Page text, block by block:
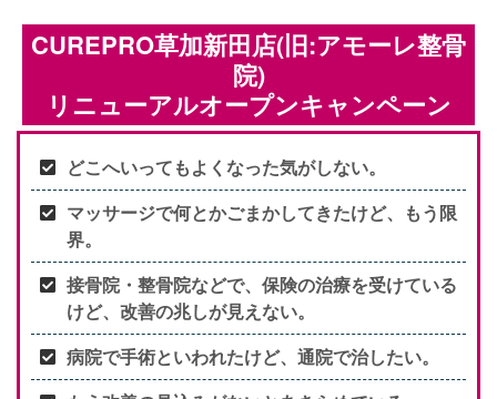
CUREPRO草加新田店(旧:アモーレ整骨
院)
リニューアルオープンキャンペーン
どこへいってもよくなった気がしない。
マッサージで何とかごまかしてきたけど、もう限
界。
接骨院・整骨院などで、保険の治療を受けている
けど、改善の兆しが見えない。
病院で手術といわれたけど、通院で治したい。